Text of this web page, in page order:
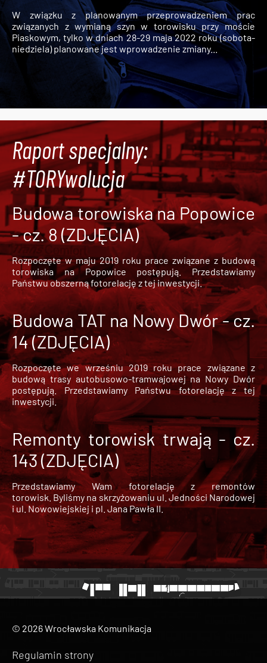
W związku z planowanym przeprowadzeniem prac
związanych z wymianą szyn w torowisku przy moście
Piaskowym, tylko w dniach 28-29 maja 2022 roku (sobota-
niedziela) planowane jest wprowadzenie zmiany...
Raport specjalny:
#TORYwolucja
Budowa torowiska na Popowice
- cz. 8 (ZDJĘCIA)
Rozpoczęte w maju 2019 roku prace związane z budową
torowiska na Popowice
postępują. Przedstawiamy
Państwu obszerną fotorelację z tej inwestycji.
Budowa TAT na Nowy Dwór - cz.
14 (ZDJĘCIA)
Rozpoczęte we wrześniu 2019 roku prace związane z
budową trasy autobusowo-tramwajowej na Nowy Dwór
postępują. Przedstawiamy Państwu fotorelację z tej
inwestycji.
Remonty torowisk trwają - cz.
143 (ZDJĘCIA)
Przedstawiamy Wam fotorelację z remontów
torowisk. Byliśmy na skrzyżowaniu ul. Jedności Narodowej
i ul. Nowowiejskiej i pl. Jana Pawła II.
© 2026 Wrocławska Komunikacja
Regulamin strony